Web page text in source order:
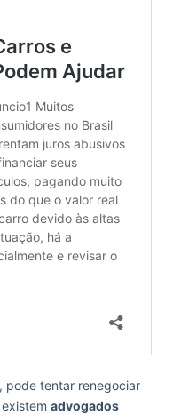
, pode tentar renegociar
advogados